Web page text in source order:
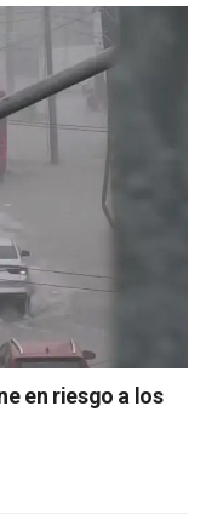
en riesgo a los